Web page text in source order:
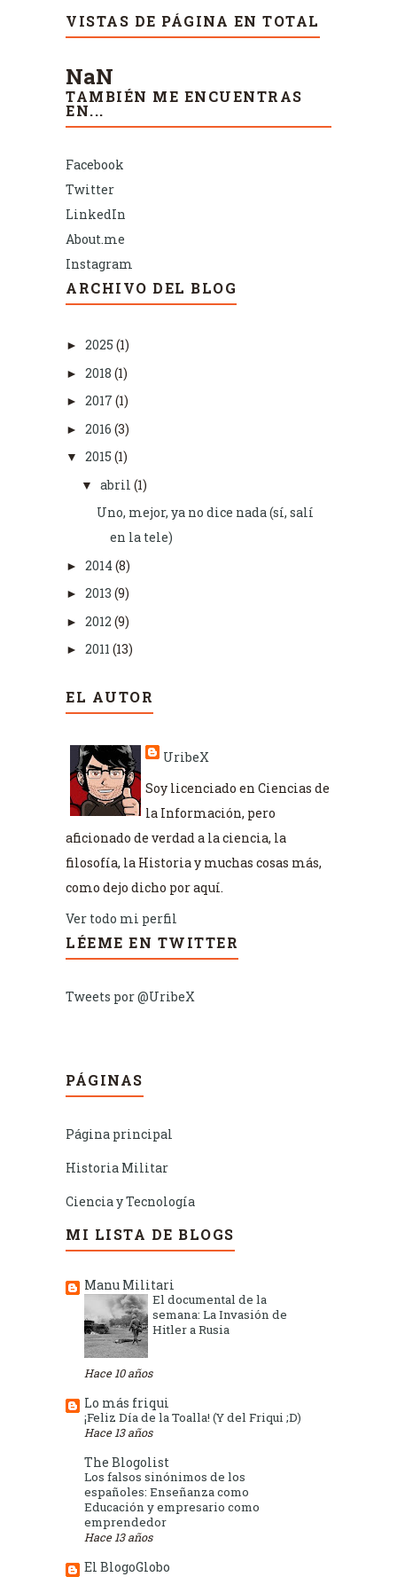
VISTAS DE PÁGINA EN TOTAL
NaN
TAMBIÉN ME ENCUENTRAS
EN...
Facebook
Twitter
LinkedIn
About.me
Instagram
ARCHIVO DEL BLOG
► 2025 (1)
► 2018 (1)
► 2017 (1)
► 2016 (3)
▼ 2015 (1)
▼ abril (1)
Uno, mejor, ya no dice nada (sí, salí
en la tele)
► 2014 (8)
► 2013 (9)
► 2012 (9)
► 2011 (13)
EL AUTOR
UribeX
Soy licenciado en Ciencias de
la Información, pero
aficionado de verdad a la ciencia, la
filosofía, la Historia y muchas cosas más,
como dejo dicho por aquí.
Ver todo mi perfil
LÉEME EN TWITTER
Tweets por @UribeX
PÁGINAS
Página principal
Historia Militar
Ciencia y Tecnología
MI LISTA DE BLOGS
Manu Militari
El documental de la
semana: La Invasión de
Hitler a Rusia
Hace 10 años
Lo más friqui
¡Feliz Día de la Toalla! (Y del Friqui ;D)
Hace 13 años
The Blogolist
Los falsos sinónimos de los
españoles: Enseñanza como
Educación y empresario como
emprendedor
Hace 13 años
El BlogoGlobo